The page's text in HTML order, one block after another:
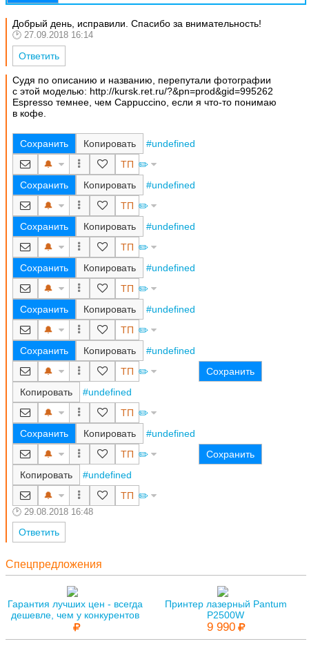
Добрый день, исправили. Спасибо за внимательность!
27.09.2018 16:14
Ответить
Судя по описанию и названию, перепутали фотографии
с этой моделью: http://kursk.ret.ru/?&pn=prod&gid=995262
Espresso темнее, чем Cappuccino, если я что-то понимаю
в кофе.
Сохранить Копировать
#undefined
🔔
ТП ✏️
Сохранить
Копировать
#undefined
🔔
ТП ✏️
Сохранить
Копировать
#undefined
🔔
ТП ✏️
Сохранить
Копировать
#undefined
🔔
ТП ✏️
Сохранить
Копировать
#undefined
🔔
ТП ✏️
Сохранить
Копировать
#undefined
🔔
ТП ✏️
Сохранить
Копировать
#undefined
🔔
ТП ✏️
Сохранить
Копировать
#undefined
🔔
ТП ✏️
Сохранить
Копировать
#undefined
🔔
ТП ✏️
29.08.2018 16:48
Ответить
Спецпредложения
Гарантия лучших цен - всегда
дешевле, чем у конкурентов
Принтер лазерный Pantum
P2500W
9 990